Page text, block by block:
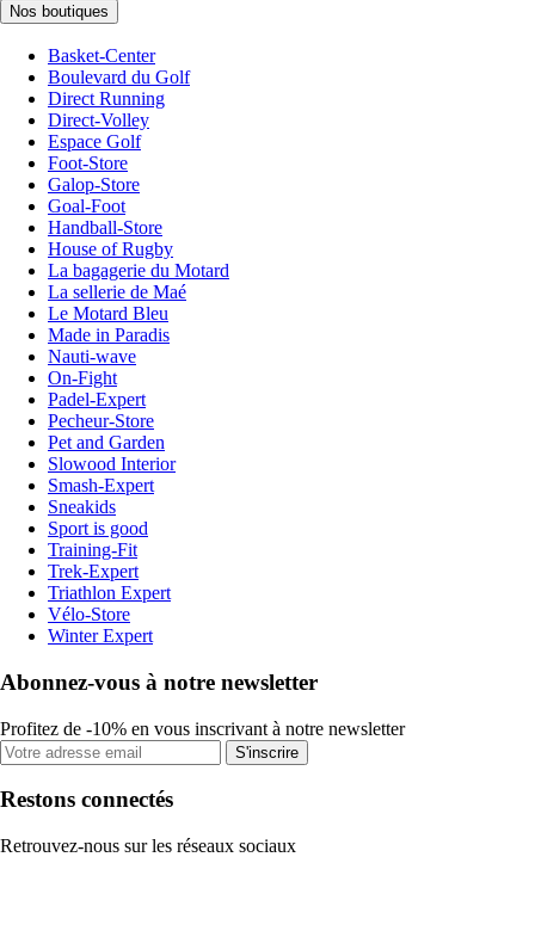
Nos boutiques
Basket-Center
Boulevard du Golf
Direct Running
Direct-Volley
Espace Golf
Foot-Store
Galop-Store
Goal-Foot
Handball-Store
House of Rugby
La bagagerie du Motard
La sellerie de Maé
Le Motard Bleu
Made in Paradis
Nauti-wave
On-Fight
Padel-Expert
Pecheur-Store
Pet and Garden
Slowood Interior
Smash-Expert
Sneakids
Sport is good
Training-Fit
Trek-Expert
Triathlon Expert
Vélo-Store
Winter Expert
Abonnez-vous à notre newsletter
Profitez de -10% en vous inscrivant à notre newsletter
S'inscrire
Restons connectés
Retrouvez-nous sur les réseaux sociaux